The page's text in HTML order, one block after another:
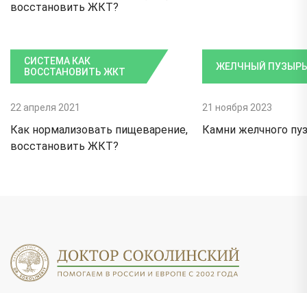
СИСТЕМА КАК
ВОССТАНОВИТЬ ЖКТ
22 апреля 2021
Как нормализовать пищеварение,
восстановить ЖКТ?
ЖЕЛЧНЫЙ ПУЗЫРЬ
21 ноября 2023
Камни желчного